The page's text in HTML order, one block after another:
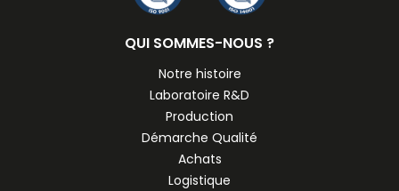
QUI SOMMES-NOUS ?
Notre histoire
Laboratoire R&D
Production
Démarche Qualité
Achats
Logistique